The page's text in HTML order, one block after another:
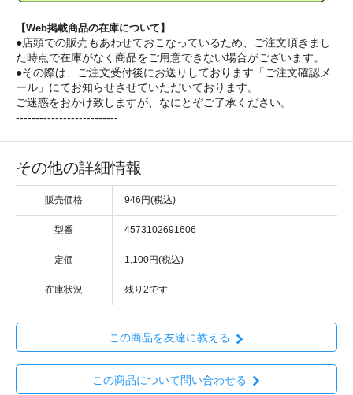
【Web掲載商品の在庫について】
●店頭での販売もあわせておこなっているため、ご注文頂きまし
た時点で在庫がなく商品をご用意できない場合がございます。
●その際は、ご注文受付後にお送りしております「ご注文確認メ
ール」にてお知らせさせていただいております。
ご迷惑をおかけ致しますが、なにとぞご了承ください。
--------------------------
その他の詳細情報
販売価格 946円(税込)
型番 4573102691606
定価 1,100円(税込)
在庫状況 残り2です
この商品を友達に教える
この商品について問い合わせる